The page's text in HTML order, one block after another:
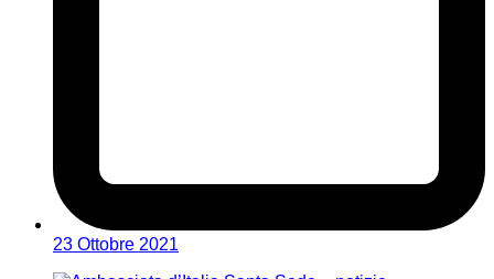
23 Ottobre 2021